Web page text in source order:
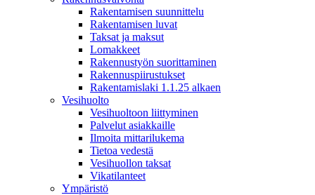
Rakentamisen suunnittelu
Rakentamisen luvat
Taksat ja maksut
Lomakkeet
Rakennustyön suorittaminen
Rakennuspiirustukset
Rakentamislaki 1.1.25 alkaen
Vesihuolto
Vesihuoltoon liittyminen
Palvelut asiakkaille
Ilmoita mittarilukema
Tietoa vedestä
Vesihuollon taksat
Vikatilanteet
Ympäristö